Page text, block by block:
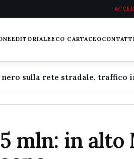
EDITORIALEECO CARTACEO
mln: in alto